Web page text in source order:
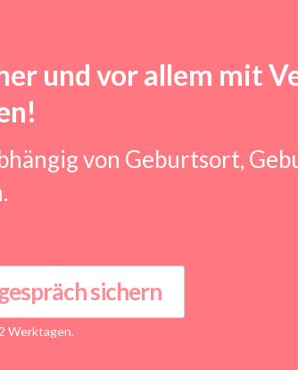
und vor allem mit
!
von Geburtsort,
sichern
Werktagen.